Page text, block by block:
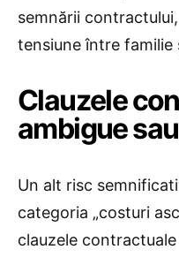
semnării
tensiune între familie
Clauzele
ambigue
Un alt risc
categoria „costuri
clauzele